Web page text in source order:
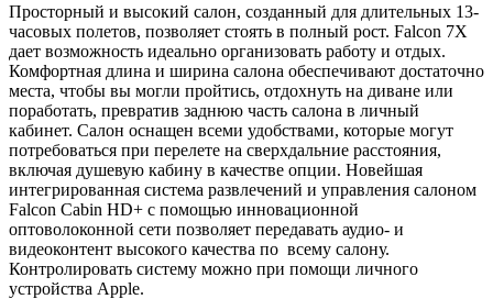
Просторный и высокий салон, созданный для длительных 13-
часовых полетов, позволяет стоять в полный рост. Falcon 7X
дает возможность идеально организовать работу и отдых.
Комфортная длина и ширина салона обеспечивают достаточно
места, чтобы вы могли пройтись, отдохнуть на диване или
поработать, превратив заднюю часть салона в личный
кабинет. Салон оснащен всеми удобствами, которые могут
потребоваться при перелете на сверхдальние расстояния,
включая душевую кабину в качестве опции. Новейшая
интегрированная система развлечений и управления салоном
Falcon Cabin HD+ с помощью инновационной
оптоволоконной сети позволяет передавать аудио- и
видеоконтент высокого качества по всему салону.
Контролировать систему можно при помощи личного
устройства Apple.